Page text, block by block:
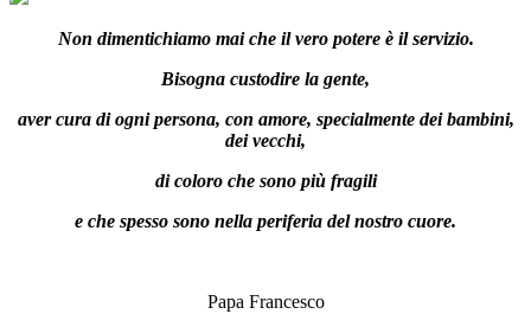
Non dimentichiamo mai che il vero potere è il servizio.
Bisogna custodire la gente,
aver cura di ogni persona, con amore, specialmente dei bambini,
dei vecchi,
di coloro che sono più fragili
e che spesso sono nella periferia del nostro cuore.
Papa Francesco